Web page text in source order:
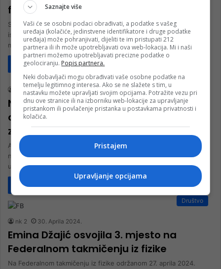
fizike u Sarajevu
SARAJEVO / KONJIC – Dok većina učenika zimski raspust koristi
isključivo za odmor, Nađa Junuzović, učenica trećeg razreda
medicinske škole…
Pročitaj više
nk 2 21. Aprila 2025.
Najveći genij 20. stoljeća: Mozak jednog
od najpametnijih ljudi ikad još se čuva
za istraživanje
Albert Einstein bio je njemački teorijski fizičar, jedan od najvećih
naučnika u historiji. Najpoznatiji je po razvoju teorije relativiteta,
uključujući…
Pročitaj više
Društvo
nk 2 30. Aprila 2024.
Emina Džajić osvojila 3. mjesto na
Federalnom takmičenju iz fizike
Na Federalnom takmičenju iz fizike održanom 27. aprila 2024.
Saznajte više
Vaši će se osobni podaci obrađivati, a podatke s vašeg
uređaja (kolačiće, jedinstvene identifikatore i druge podatke
uređaja) može pohranjivati, dijeliti te im pristupati 212
partnera ili ih može upotrebljavati ova web-lokacija. Mi i naši
partneri možemo upotrebljavati precizne podatke o
geolociranju. Popis partnera.
Neki dobavljači mogu obrađivati vaše osobne podatke na
temelju legitimnog interesa. Ako se ne slažete s tim, u
nastavku možete upravljati svojim opcijama. Potražite vezu pri
dnu ove stranice ili na izborniku web-lokacije za upravljanje
pristankom ili povlačenje pristanka u postavkama privatnosti i
kolačića.
Pristajem
Upravljanje opcijama